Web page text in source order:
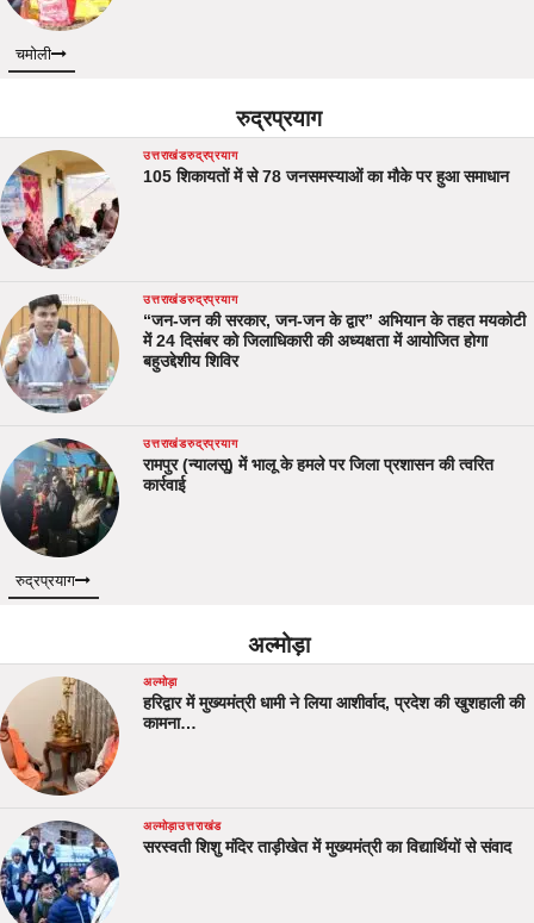
चमोली
रुद्रप्रयाग
उत्तराखंडरुद्रप्रयाग
105 शिकायतों में से 78 जनसमस्याओं का मौके पर हुआ समाधान
उत्तराखंडरुद्रप्रयाग
“जन-जन की सरकार, जन-जन के द्वार” अभियान के तहत मयकोटी
में 24 दिसंबर को जिलाधिकारी की अध्यक्षता में आयोजित होगा
बहुउद्देशीय शिविर
उत्तराखंडरुद्रप्रयाग
रामपुर (न्यालसू) में भालू के हमले पर जिला प्रशासन की त्वरित
कार्रवाई
रुद्रप्रयाग
अल्मोड़ा
अल्मोड़ा
हरिद्वार में मुख्यमंत्री धामी ने लिया आशीर्वाद, प्रदेश की खुशहाली की
कामना…
अल्मोड़ाउत्तराखंड
सरस्वती शिशु मंदिर ताड़ीखेत में मुख्यमंत्री का विद्यार्थियों से संवाद